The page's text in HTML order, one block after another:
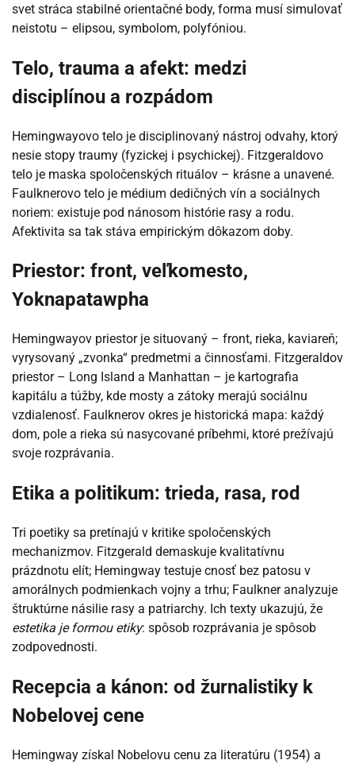
svet stráca stabilné orientačné body, forma musí simulovať
neistotu – elipsou, symbolom, polyfóniou.
Telo, trauma a afekt: medzi
disciplínou a rozpádom
Hemingwayovo telo je disciplinovaný nástroj odvahy, ktorý
nesie stopy traumy (fyzickej i psychickej). Fitzgeraldovo
telo je maska spoločenských rituálov – krásne a unavené.
Faulknerovo telo je médium dedičných vín a sociálnych
noriem: existuje pod nánosom histórie rasy a rodu.
Afektivita sa tak stáva empirickým dôkazom doby.
Priestor: front, veľkomesto,
Yoknapatawpha
Hemingwayov priestor je situovaný – front, rieka, kaviareň;
vyrysovaný „zvonka“ predmetmi a činnosťami. Fitzgeraldov
priestor – Long Island a Manhattan – je kartografia
kapitálu a túžby, kde mosty a zátoky merajú sociálnu
vzdialenosť. Faulknerov okres je historická mapa: každý
dom, pole a rieka sú nasycované príbehmi, ktoré prežívajú
svoje rozprávania.
Etika a politikum: trieda, rasa, rod
Tri poetiky sa pretínajú v kritike spoločenských
mechanizmov. Fitzgerald demaskuje kvalitatívnu
prázdnotu elít; Hemingway testuje cnosť bez patosu v
amorálnych podmienkach vojny a trhu; Faulkner analyzuje
štruktúrne násilie rasy a patriarchy. Ich texty ukazujú, že
estetika je formou etiky: spôsob rozprávania je spôsob
zodpovednosti.
Recepcia a kánon: od žurnalistiky k
Nobelovej cene
Hemingway získal Nobelovu cenu za literatúru (1954) a